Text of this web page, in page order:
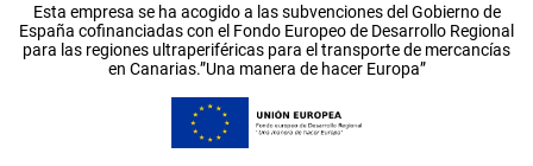
Esta empresa se ha acogido a las subvenciones del Gobierno de
España cofinanciadas con el Fondo Europeo de Desarrollo Regional
para las regiones ultraperiféricas para el transporte de mercancías
en Canarias.”Una manera de hacer Europa”